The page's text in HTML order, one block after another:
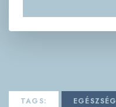
TAGS: EGÉSZSÉG